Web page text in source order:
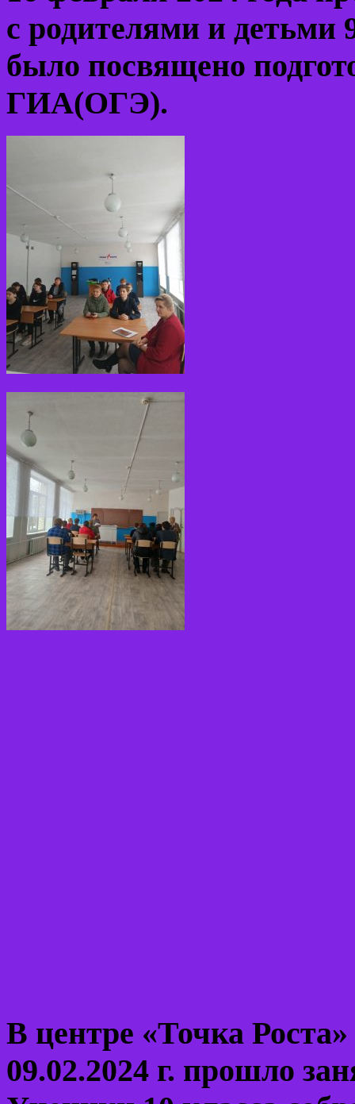
с родителями и детьми
было посвящено
ГИА(ОГЭ).
В центре «Точка
09.02.2024 г. прошло